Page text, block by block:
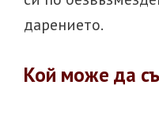
дарението.
Кой може да